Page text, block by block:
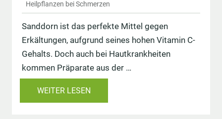
Heilpflanzen bei Schmerzen
Sanddorn ist das perfekte Mittel gegen
Erkältungen, aufgrund seines hohen Vitamin C-
Gehalts. Doch auch bei Hautkrankheiten
kommen Präparate aus der …
WEITER LESEN